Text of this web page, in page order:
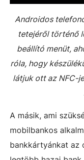
Androidos
tetejéről történő
beállító menüt,
róla, hogy
látjuk ott az NFC-
A másik, ami
mobilbankos
bankkártyánkat az